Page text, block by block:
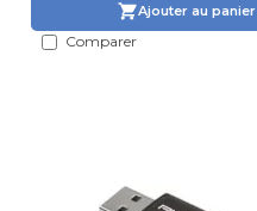
Ajouter au panier
Comparer